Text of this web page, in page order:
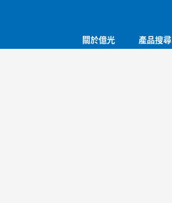
關於億光 產品搜尋